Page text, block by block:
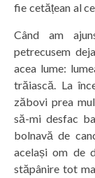
fie cetățean al
Când am
petrecusem
acea lume:
trăiască. La
zăbovi prea
să-mi desfac
bolnavă de
același om de
stăpânire tot